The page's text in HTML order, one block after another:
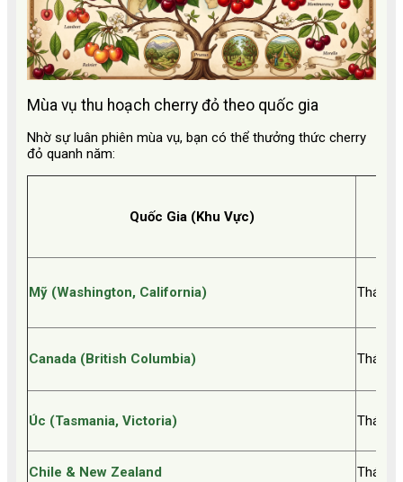
Mùa vụ thu hoạch cherry đỏ theo quốc gia
Nhờ sự luân phiên mùa vụ, bạn có thể thưởng thức cherry
đỏ quanh năm:
Quốc Gia (Khu Vực)
Mỹ (Washington, California) Tháng
Canada (British Columbia) Tháng
Úc (Tasmania, Victoria) Tháng
Chile & New Zealand Tháng